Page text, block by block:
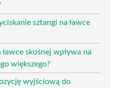
sztangi na ławce
skośnej wpływa na
większego?
wyjściową do